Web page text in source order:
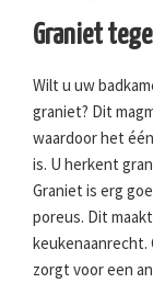
Graniet
Wilt u uw
graniet? Dit
waardoor het
is. U herkent
Graniet is erg
poreus. Dit
keukenaanrecht.
zorgt voor een